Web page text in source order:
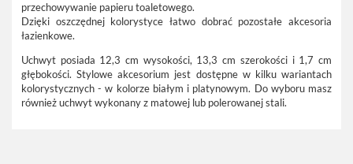
przechowywanie papieru toaletowego.
Dzięki oszczędnej kolorystyce łatwo dobrać pozostałe akcesoria
łazienkowe.
Uchwyt posiada 12,3 cm wysokości, 13,3 cm szerokości i 1,7 cm
głębokości. Stylowe akcesorium jest dostępne w kilku wariantach
kolorystycznych - w kolorze białym i platynowym. Do wyboru masz
również uchwyt wykonany z matowej lub polerowanej stali.